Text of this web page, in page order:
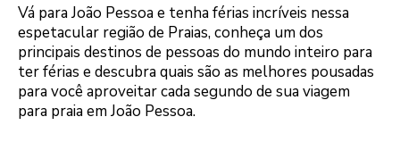
Vá para João Pessoa e tenha férias incríveis nessa
espetacular região de Praias, conheça um dos
principais destinos de pessoas do mundo inteiro para
ter férias e descubra quais são as melhores pousadas
para você aproveitar cada segundo de sua viagem
para praia em João Pessoa.